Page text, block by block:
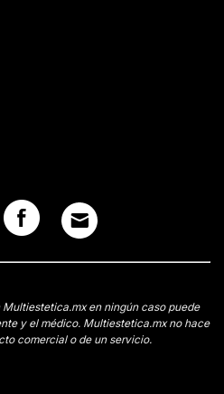
en ningún caso puede
y el médico. Multiestetica.mx no hace
comercial o de un servicio.